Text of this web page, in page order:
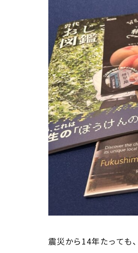
震災から14年たっても